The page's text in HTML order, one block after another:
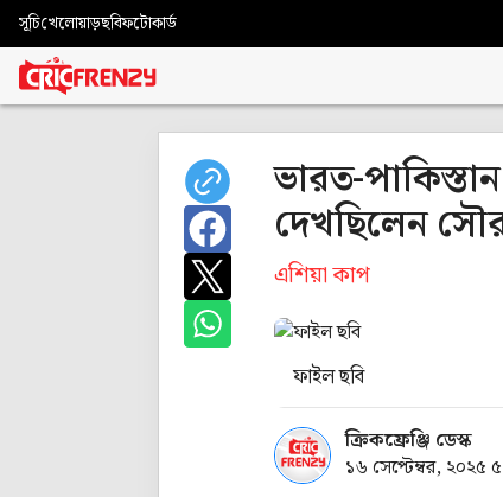
সূচিখেলোয়াড়ছবিফটোকার্ড
ভারত-পাকিস্তান
দেখছিলেন
এশিয়া কাপ
ফাইল ছবি
ক্রিকফ্রেঞ্জি ডেস্ক
১৬ সেপ্টেম্বর, ২০২৫